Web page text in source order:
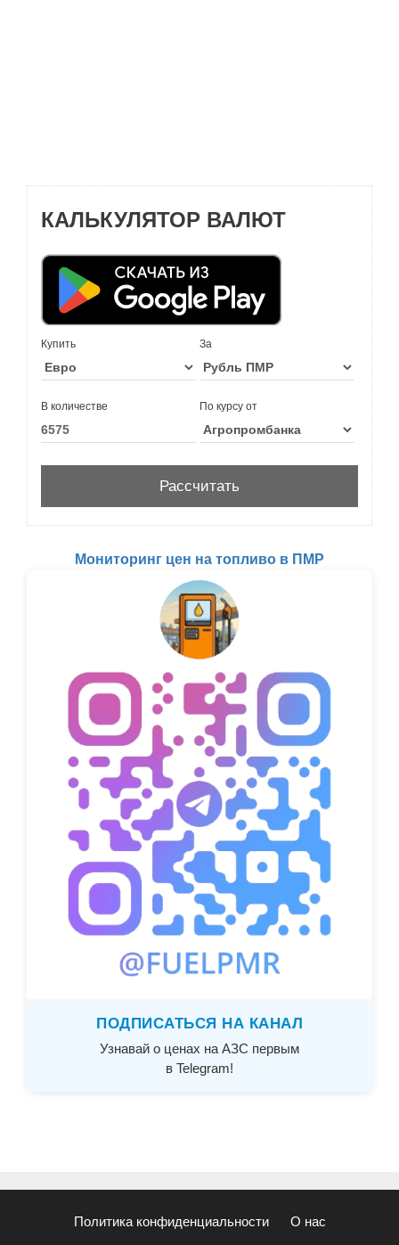
КАЛЬКУЛЯТОР ВАЛЮТ
Купить За
В количестве По курсу от
Мониторинг цен на топливо в ПМР
ПОДПИСАТЬСЯ НА КАНАЛ
Узнавай о ценах на АЗС первым
в Telegram!
Политика конфиденциальности О нас